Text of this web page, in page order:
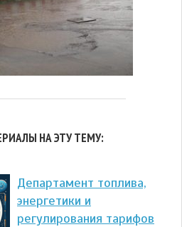
НА ЭТУ ТЕМУ:
Департамент топлива,
энергетики и
регулирования тарифов